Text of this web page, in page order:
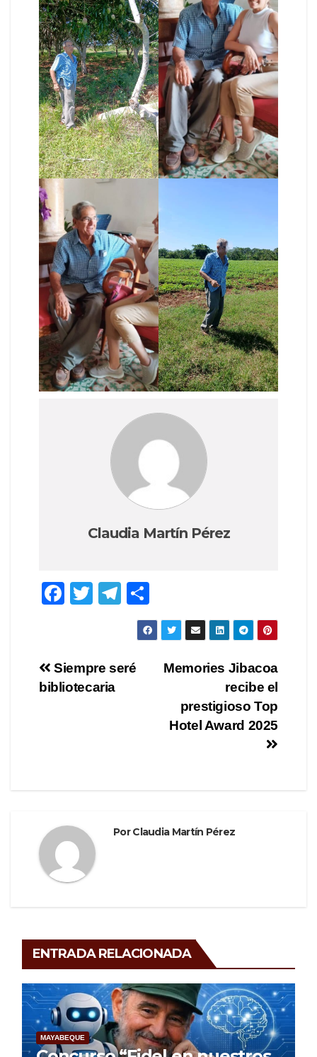
Claudia Martín Pérez
F
e
b
T
er
T
el
gr
o
m
NavegaciónMemories Jibacoa
recibe el
prestigioso Top
Hotel Award 2025
Siempre seré
bibliotecaria
PorClaudia Martín Pérez
ENTRADA RELACIONADA
MAYABEQUE